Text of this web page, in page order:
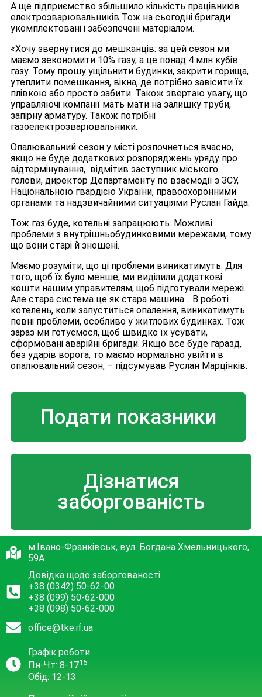
А ще підприємство збільшило кількість працівників
електрозварювальників Тож на сьогодні бригади
укомплектовані і забезпечені матеріалом.
«Хочу звернутися до мешканців: за цей сезон ми
маємо зекономити 10% газу, а це понад 4 млн кубів
газу. Тому прошу ущільнити будинки, закрити горища,
утеплити помешкання, вікна, де потрібно завісити їх
плівкою або просто забити. Також звертаю увагу, що
управляючі компанії мать мати на залишку труби,
запірну арматуру. Також потрібні
газоелектрозварювальники.
Опалювальний сезон у місті розпочнеться вчасно,
якщо не буде додаткових розпоряджень уряду про
відтермінування, відмітив заступник міського
голови, директор Департаменту по взаємодії з ЗСУ,
Національною гвардією України, правоохоронними
органами та надзвичайними ситуаціями Руслан Гайда.
Тож газ буде, котельні запрацюють. Можливі
проблеми з внутрішньобудинковими мережами, тому
що вони старі й зношені.
Маємо розуміти, що ці проблеми виникатимуть. Для
того, щоб їх було менше, ми виділили додаткові
кошти нашим управителям, щоб підготували мережі.
Але стара система це як стара машина… В роботі
котелень, коли запуститься опалення, виникатимуть
певні проблеми, особливо у житлових будинках. Тож
зараз ми готуємося, щоб швидко їх усувати,
сформовані аварійні бригади. Якщо все буде гаразд,
без ударів ворога, то маємо нормально увійти в
опалювальний сезон, – підсумував Руслан Марцінків.
Подати показники
Дізнатися
заборгованість
м.Івано-Франківськ, вул. Богдана Хмельницького,
59А
Довідка щодо заборгованості
+38 (0342) 50-62-00
+38 (099) 50-62-000
+38 (098) 50-62-000
office@tke.if.ua
Графік роботи
Пн-Чт: 8-1715
Обід: 12-13